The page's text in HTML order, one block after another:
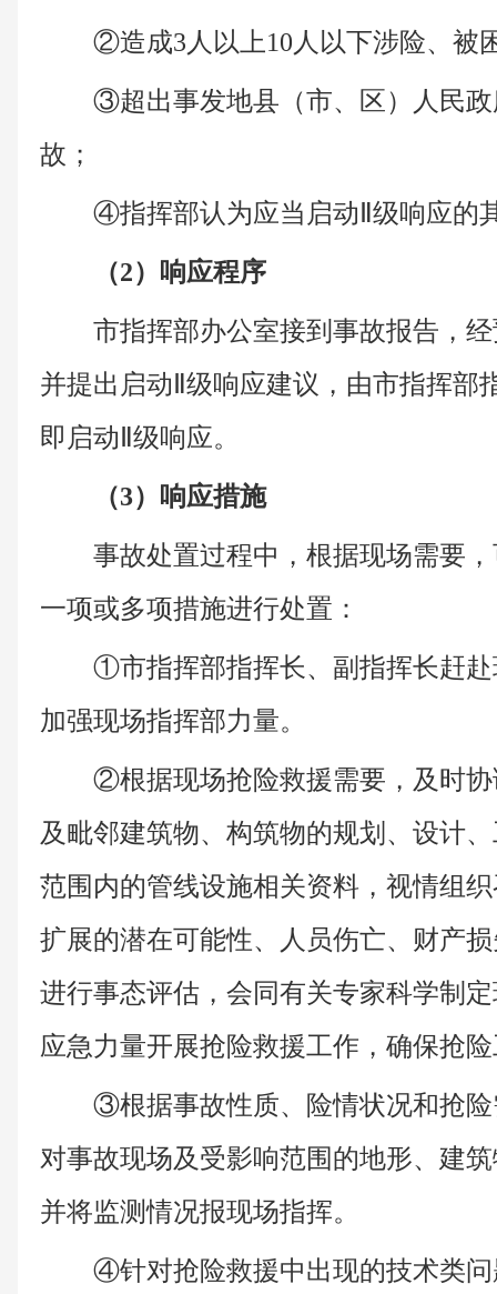
②造成3人以上10人以下涉险、被
③超出事发地县（市、区）人民
故；
④指挥部认为应当启动Ⅱ级响应的
（2）响应程序
市指挥部办公室接到事故报告，
并提出启动Ⅱ级响应建议，由市指挥部
即启动Ⅱ级响应。
（3）响应措施
事故处置过程中，根据现场需要
一项或多项措施进行处置：
①市指挥部指挥长、副指挥长赶
加强现场指挥部力量。
②根据现场抢险救援需要，及时
及毗邻建筑物、构筑物的规划、设计
范围内的管线设施相关资料，视情组
扩展的潜在可能性、人员伤亡、财产
进行事态评估，会同有关专家科学制
应急力量开展抢险救援工作，确保抢
③根据事故性质、险情状况和抢
对事故现场及受影响范围的地形、建
并将监测情况报现场指挥。
④针对抢险救援中出现的技术类